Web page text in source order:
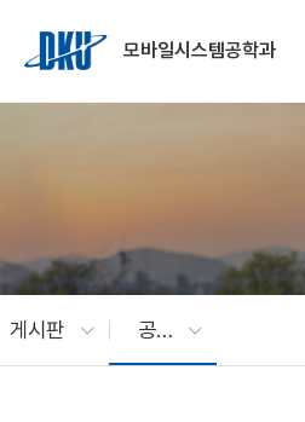
모바일시스템공학과
게시판 공지사항